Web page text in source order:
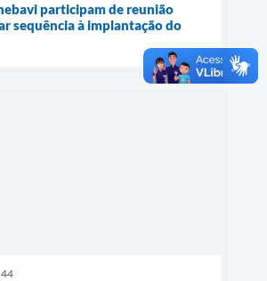
participam de reunião
sequência à implantação do